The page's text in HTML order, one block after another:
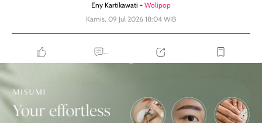
Eny Kartikawati - Wolipop
Kamis, 09 Jul 2026 18:04 WIB
...